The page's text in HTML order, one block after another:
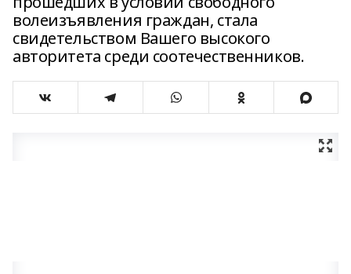
волеизъявления граждан, стала
свидетельством Вашего высокого
авторитета среди соотечественников.